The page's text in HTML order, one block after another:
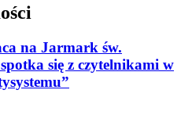
na Jarmark św.
się z czytelnikami w